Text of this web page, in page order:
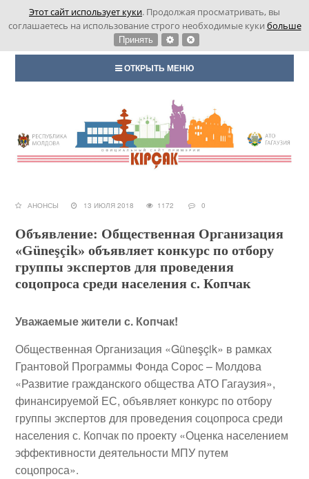
Этот сайт использует куки. Продолжая просматривать, вы
соглашаетесь на использование строго необходимые куки больше
Принять
ОТКРЫТЬ МЕНЮ
АНОНСЫ 13 ИЮЛЯ 2018 1172 0
Объявление: Общественная Организация
«Güneşçik» объявляет конкурс по отбору
группы экспертов для проведения
соцопроса среди населения с. Копчак
Уважаемые жители с. Копчак!
Общественная Организация «Güneşçik» в рамках
Грантовой Программы Фонда Сорос – Молдова
«Развитие гражданского общества АТО Гагаузия»,
финансируемой ЕС, объявляет конкурс по отбору
группы экспертов для проведения соцопроса среди
населения с. Копчак по проекту «Оценка населением
эффективности деятельности МПУ путем
соцопроса».